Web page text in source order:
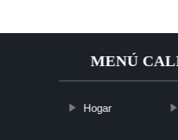
MENÚ
Hogar